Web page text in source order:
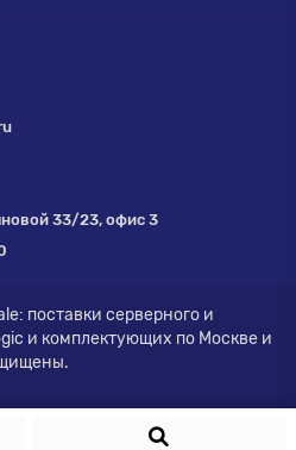
33/23, офис 3
поставки серверного и
и комплектующих по Москве и